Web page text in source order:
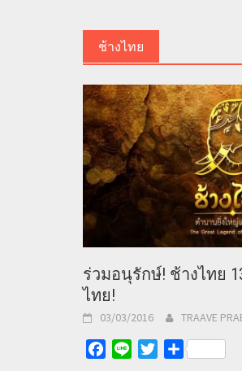
ช้างไทย
ร่วมอนุรักษ์! ช้างไทย
ไทย!
03/03/2016 TRAAVE
Facebook
Line TwitterShare